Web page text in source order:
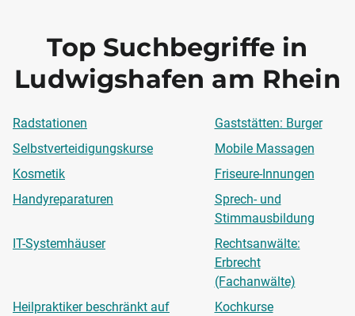
Top Suchbegriffe in
Ludwigshafen am Rhein
Radstationen
Gaststätten: Burger
Selbstverteidigungskurse
Mobile Massagen
Kosmetik
Friseure-Innungen
Handyreparaturen
Sprech- und
Stimmausbildung
IT-Systemhäuser
Rechtsanwälte:
Erbrecht
(Fachanwälte)
Heilpraktiker beschränkt auf
Kochkurse